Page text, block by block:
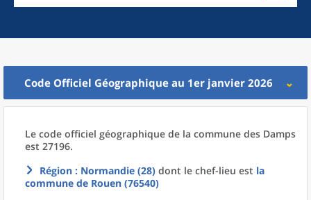
Code Officiel Géographique au 1er janvier 2026
Le code officiel géographique de la commune des Damps
est 27196.
Région : Normandie (28) dont le chef-lieu est la
commune de Rouen (76540)